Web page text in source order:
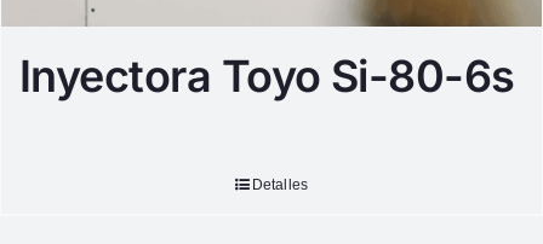
Inyectora Toyo Si-80-6s
Detalles